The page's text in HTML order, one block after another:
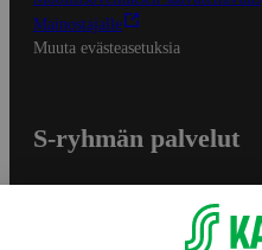
Mainostajalle
Muuta evästeasetuksia
S-ryhmän palvelut